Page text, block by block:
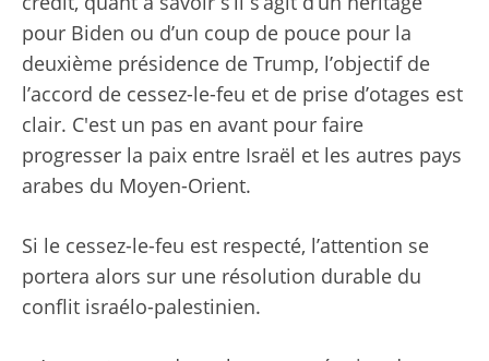
pour Biden ou d’un coup de pouce pour la
deuxième présidence de Trump, l’objectif de
l’accord de cessez-le-feu et de prise d’otages est
clair. C'est un pas en avant pour faire
progresser la paix entre Israël et les autres pays
arabes du Moyen-Orient.
Si le cessez-le-feu est respecté, l’attention se
portera alors sur une résolution durable du
conflit israélo-palestinien.